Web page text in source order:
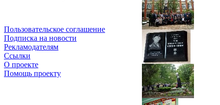
Пользовательское соглашение
Подписка на новости
Рекламодателям
Ссылки
О проекте
Помощь проекту